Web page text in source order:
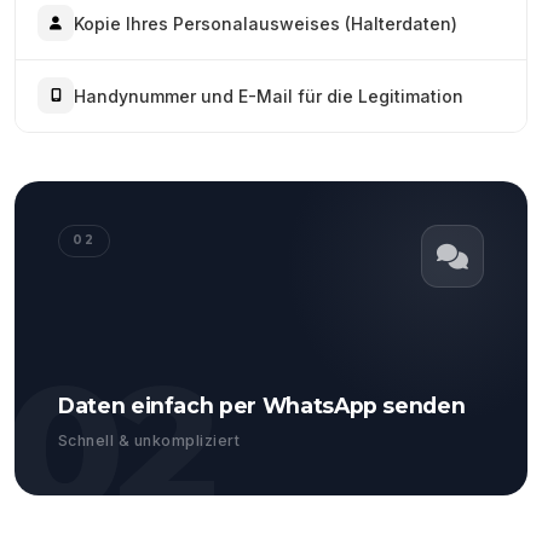
Kopie Ihres Personalausweises (Halterdaten)
Handynummer und E-Mail für die Legitimation
02
02
Daten einfach per WhatsApp senden
Schnell & unkompliziert